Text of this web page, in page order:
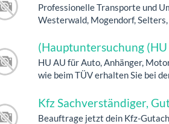
Professionelle Transporte und
Westerwald, Mogendorf, Selters,
(Hauptuntersuchung
HU AU für Auto, Anhänger,
wie beim TÜV erhalten Sie bei
Kfz Sachverständiger,
Beauftrage jetzt dein Kfz-